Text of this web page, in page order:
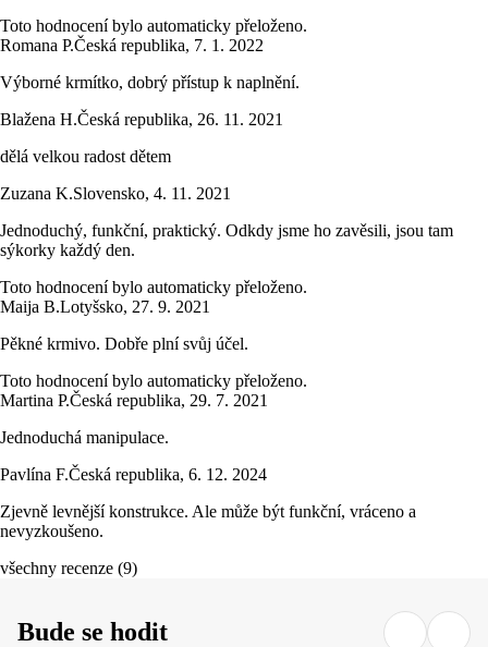
Toto hodnocení bylo automaticky přeloženo.
Romana P.Česká republika, 7. 1. 2022
Výborné krmítko, dobrý přístup k naplnění.
Blažena H.Česká republika, 26. 11. 2021
dělá velkou radost dětem
Zuzana K.Slovensko, 4. 11. 2021
Jednoduchý, funkční, praktický. Odkdy jsme ho zavěsili, jsou tam
sýkorky každý den.
Toto hodnocení bylo automaticky přeloženo.
Maija B.Lotyšsko, 27. 9. 2021
Pěkné krmivo. Dobře plní svůj účel.
Toto hodnocení bylo automaticky přeloženo.
Martina P.Česká republika, 29. 7. 2021
Jednoduchá manipulace.
Pavlína F.Česká republika, 6. 12. 2024
Zjevně levnější konstrukce. Ale může být funkční, vráceno a
nevyzkoušeno.
všechny recenze (9)
Bude se hodit